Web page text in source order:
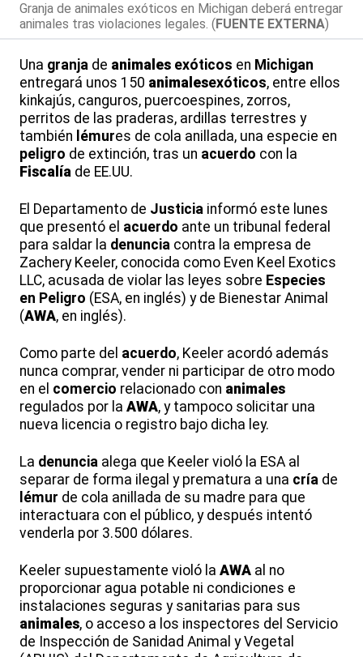
Granja de animales exóticos en Michigan deberá entregar
animales tras violaciones legales. (FUENTE EXTERNA)
Una granja de animales exóticos en Michigan
entregará unos 150 animalesexóticos, entre ellos
kinkajús, canguros, puercoespines, zorros,
perritos de las praderas, ardillas terrestres y
también lémures de cola anillada, una especie en
peligro de extinción, tras un acuerdo con la
Fiscalía de EE.UU.
El Departamento de Justicia informó este lunes
que presentó el acuerdo ante un tribunal federal
para saldar la denuncia contra la empresa de
Zachery Keeler, conocida como Even Keel Exotics
LLC, acusada de violar las leyes sobre Especies
en Peligro (ESA, en inglés) y de Bienestar Animal
(AWA, en inglés).
Como parte del acuerdo, Keeler acordó además
nunca comprar, vender ni participar de otro modo
en el comercio relacionado con animales
regulados por la AWA, y tampoco solicitar una
nueva licencia o registro bajo dicha ley.
La denuncia alega que Keeler violó la ESA al
separar de forma ilegal y prematura a una cría de
lémur de cola anillada de su madre para que
interactuara con el público, y después intentó
venderla por 3.500 dólares.
Keeler supuestamente violó la AWA al no
proporcionar agua potable ni condiciones e
instalaciones seguras y sanitarias para sus
animales, o acceso a los inspectores del Servicio
de Inspección de Sanidad Animal y Vegetal